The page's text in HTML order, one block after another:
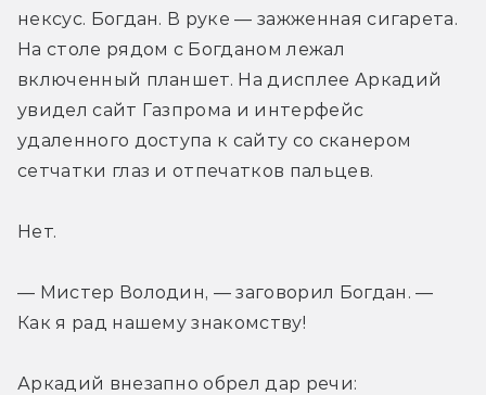
нексус. Богдан. В руке — зажженная сигарета.
На столе рядом с Богданом лежал
включенный планшет. На дисплее Аркадий
увидел сайт Газпрома и интерфейс
удаленного доступа к сайту со сканером
сетчатки глаз и отпечатков пальцев.
Нет.
— Мистер Володин, — заговорил Богдан. —
Как я рад нашему знакомству!
Аркадий внезапно обрел дар речи: